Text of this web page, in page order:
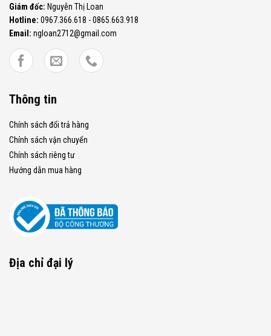
Giám đốc: Nguyễn Thị Loan
Hotline: 0967.366.618 - 0865.663.918
Email: ngloan2712@gmail.com
Thông tin
Chính sách đổi trả hàng
Chính sách vận chuyển
Chính sách riêng tư
Hướng dẫn mua hàng
Địa chỉ đại lý